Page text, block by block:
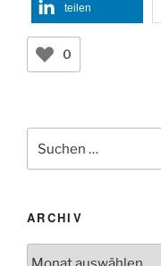
teilen
0
nach:
ARCHIV
Archiv